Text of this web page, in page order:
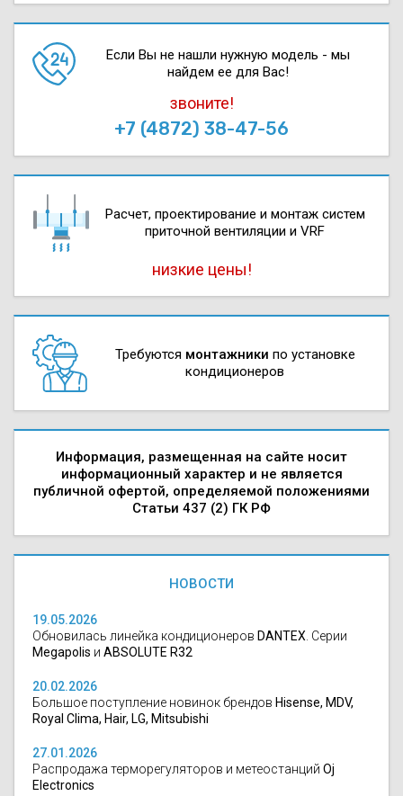
Если Вы не нашли нужную модель - мы
найдем ее для Вас!
звоните!
+7 (4872) 38-47-56
Расчет, проектирова­ние и монтаж систем
приточной вентиляции и VRF
низкие цены!
Требуются монтажники по установке
кондиционеров
Информация, размещенная на сайте носит
информационный характер и не является
публичной офертой, определяемой положениями
Статьи 437 (2) ГК РФ
НОВОСТИ
19.05.2026
Обновилась линейка кондиционеров DANTEX . Серии
Megapolis и ABSOLUTE R32
20.02.2026
Большое поступление новинок брендов Hisense, MDV,
Royal Clima, Hair, LG, Mitsubishi
27.01.2026
Распродажа терморегуляторов и метеостанций Oj
Electronics